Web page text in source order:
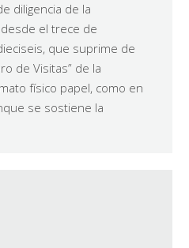
diligencia de la
el trece de
que suprime de
de Visitas” de la
físico papel, como en
se sostiene la